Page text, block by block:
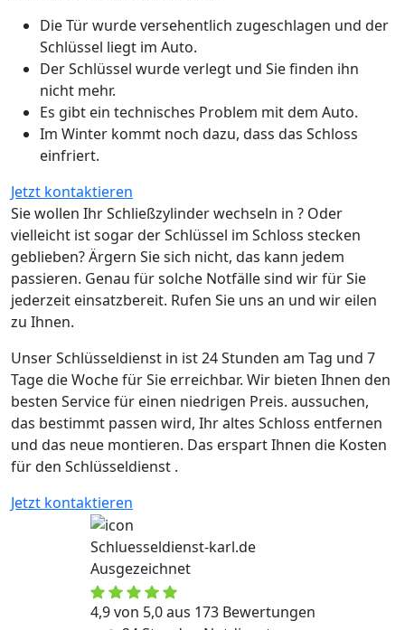
Die Tür wurde versehentlich zugeschlagen und der
Schlüssel liegt im Auto.
Der Schlüssel wurde verlegt und Sie finden ihn
nicht mehr.
Es gibt ein technisches Problem mit dem Auto.
Im Winter kommt noch dazu, dass das Schloss
einfriert.
Jetzt kontaktieren
Sie wollen Ihr Schließzylinder wechseln in ? Oder
vielleicht ist sogar der Schlüssel im Schloss stecken
geblieben? Ärgern Sie sich nicht, das kann jedem
passieren. Genau für solche Notfälle sind wir für Sie
jederzeit einsatzbereit. Rufen Sie uns an und wir eilen
zu Ihnen.
Unser Schlüsseldienst in ist 24 Stunden am Tag und 7
Tage die Woche für Sie erreichbar. Wir bieten Ihnen den
besten Service für einen niedrigen Preis. aussuchen,
das bestimmt passen wird, Ihr altes Schloss entfernen
und das neue montieren. Das erspart Ihnen die Kosten
für den Schlüsseldienst .
Jetzt kontaktieren
Schluesseldienst-karl.de
Ausgezeichnet
4,9 von 5,0 aus 173 Bewertungen